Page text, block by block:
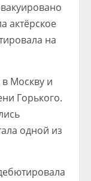
актёрское
на
Москву и
Горького.
одной из